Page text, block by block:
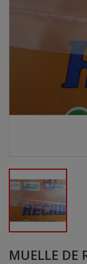
MUELLE DE